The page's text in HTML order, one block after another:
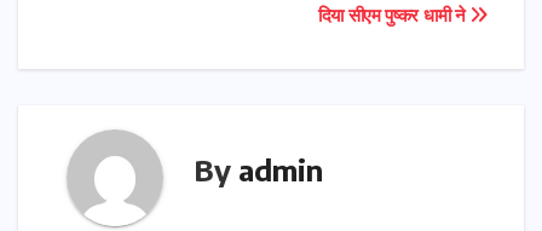
दिया सीएम पुष्कर धामी ने
By admin